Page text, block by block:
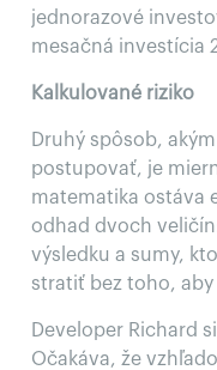
jednorazové
mesačná investícia
Kalkulované riziko
Druhý spôsob,
postupovať, je
matematika ostáva
odhad dvoch
výsledku a sumy,
stratiť bez toho,
Developer Richard
Očakáva, že